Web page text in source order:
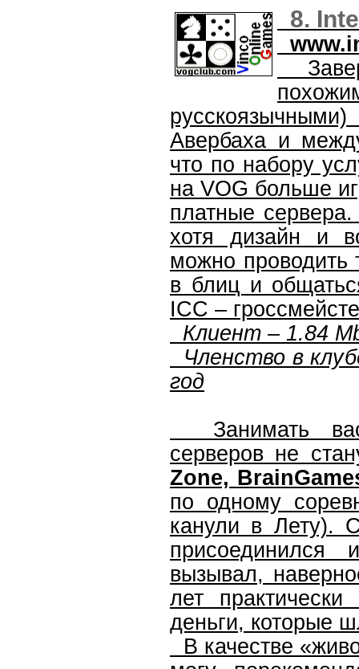
8.
Авербаха и
что по набору
на VOG больше
платные
хотя дизайн и
можно проводить
в блиц и
ICC –
Клиент – 1.84
Членство в
год
Занимать вас
серверов не
Zone,
по одному
канули в Лету).
вызывал,
лет
деньги, которые
В качестве